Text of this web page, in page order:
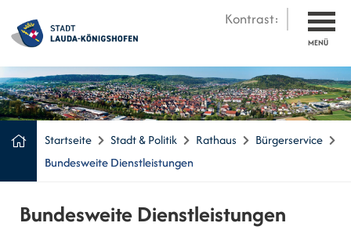
Kontrast:
MENÜ
Startseite Stadt & Politik Rathaus
Bürgerservice
Bundesweite Dienstleistungen
Bundesweite Dienstleistungen